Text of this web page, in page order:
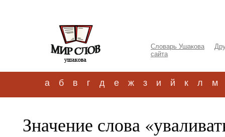
Словарь Ушакова
сайта
а б в г д е ж з и й к л м
Значение слова